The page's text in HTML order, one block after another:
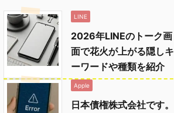
LINE
2026年LINEのトーク画
面で花火が上がる隠しキ
ーワードや種類を紹介
Apple
日本債権株式会社です。